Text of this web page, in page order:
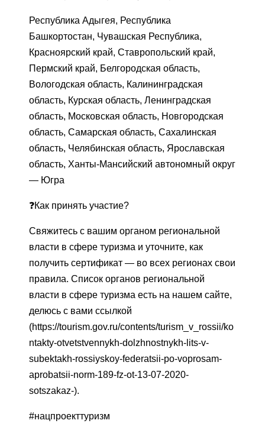
Республика Адыгея, Республика
Башкортостан, Чувашская Республика,
Красноярский край, Ставропольский край,
Пермский край, Белгородская область,
Вологодская область, Калининградская
область, Курская область, Ленинградская
область, Московская область, Новгородская
область, Самарская область, Сахалинская
область, Челябинская область, Ярославская
область, Ханты-Мансийский автономный округ
— Югра
❓Как принять участие?
Свяжитесь с вашим органом региональной
власти в сфере туризма и уточните, как
получить сертификат — во всех регионах свои
правила. Список органов региональной
власти в сфере туризма есть на нашем сайте,
делюсь с вами ссылкой
(https://tourism.gov.ru/contents/turism_v_rossii/ko
ntakty-otvetstvennykh-dolzhnostnykh-lits-v-
subektakh-rossiyskoy-federatsii-po-voprosam-
aprobatsii-norm-189-fz-ot-13-07-2020-
sotszakaz-).
#нацпроекттуризм